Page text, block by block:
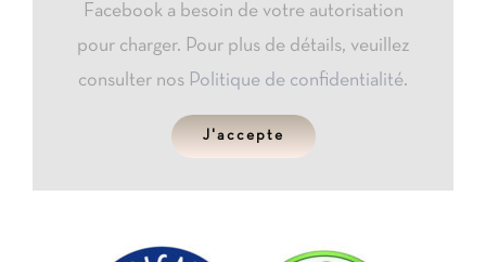
Facebook a besoin de votre autorisation
pour charger. Pour plus de détails, veuillez
consulter nos Politique de confidentialité.
J'accepte